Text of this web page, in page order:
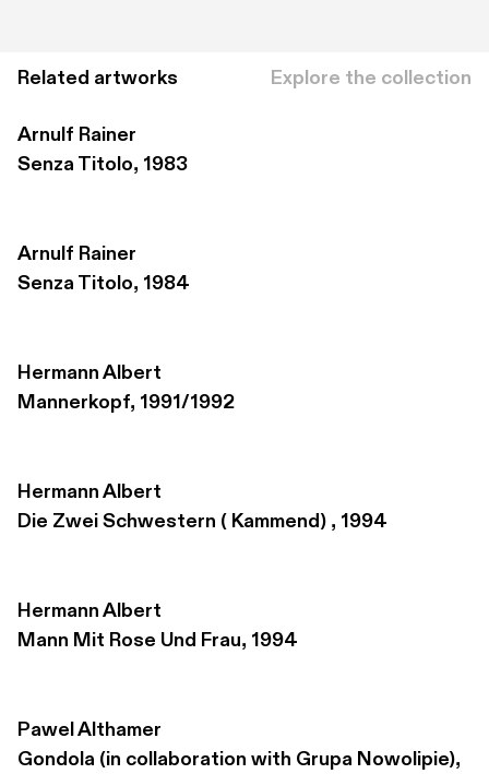
Related artworks Explore the collection
Arnulf Rainer
Senza Titolo, 1983
Arnulf Rainer
Senza Titolo, 1984
Hermann Albert
Mannerkopf, 1991/1992
Hermann Albert
Die Zwei Schwestern ( Kammend) , 1994
Hermann Albert
Mann Mit Rose Und Frau, 1994
Pawel Althamer
Gondola (in collaboration with Grupa Nowolipie),